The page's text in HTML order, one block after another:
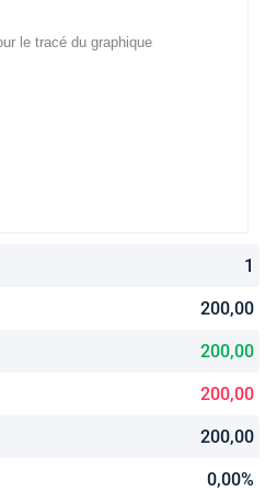
1
200,00
200,00
200,00
200,00
0,00%